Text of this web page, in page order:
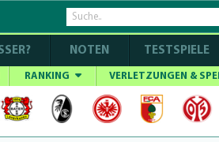
NOTEN TESTSPIELE
RANKING VERLETZUNGEN &